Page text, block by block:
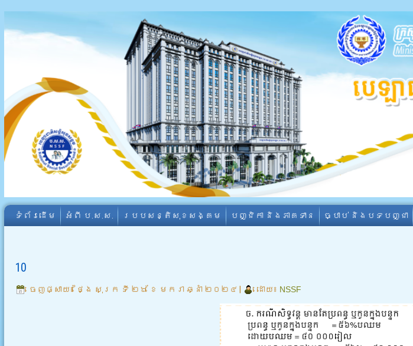
ទំព័រដើម អំពី​ ប.ស.ស. របបសន្តិសុខសង្គម បញ្ជិកា និងភាគទាន ច្បាប់ និងបទបញ្ជា
10
ចេញផ្សាយ៖ ថ្ងៃ សុក្រ ទី ២៦ ខែ មករា ឆ្នាំ ២០២៤ ដោយ៖ NSSF